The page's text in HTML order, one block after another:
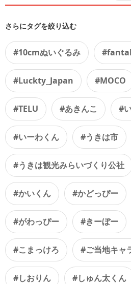
さらにタグを絞り込む
#10cmぬいぐるみ
#Luckty_Japan #MOCO
#TELU #あきんこ #
#いーわくん #うきは市
#うきは観光みらいづくり公社
#かいくん #かどっぴー
#がわっぴー #きーぼー
#こまっけろ #ご当地キャ
#しおりん #しゅん太くん